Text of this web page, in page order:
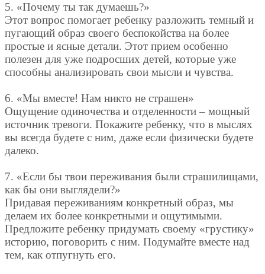
5. «Почему ты так думаешь?»
Этот вопрос помогает ребенку разложить темный и
пугающий образ своего беспокойства на более
простые и ясные детали. Этот прием особенно
полезен для уже подросших детей, которые уже
способны анализировать свои мысли и чувства.
6. «Мы вместе! Нам никто не страшен»
Ощущение одиночества и отделенности – мощный
источник тревоги. Покажите ребенку, что в мыслях
вы всегда будете с ним, даже если физически будете
далеко.
7. «Если бы твои переживания были страшилищами,
как бы они выглядели?»
Придавая переживаниям конкретный образ, мы
делаем их более конкретными и ощутимыми.
Предложите ребенку придумать своему «грустику»
историю, поговорить с ним. Подумайте вместе над
тем, как отпугнуть его.